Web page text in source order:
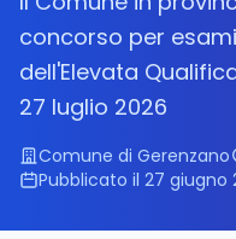
concorso per
dell'Elevata
27 luglio 2026
Comune di Gerenzano
Pubblicato il 27 giugno